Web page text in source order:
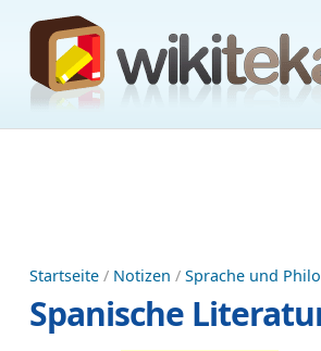
Startseite / Notizen / Sprache und
Spanische